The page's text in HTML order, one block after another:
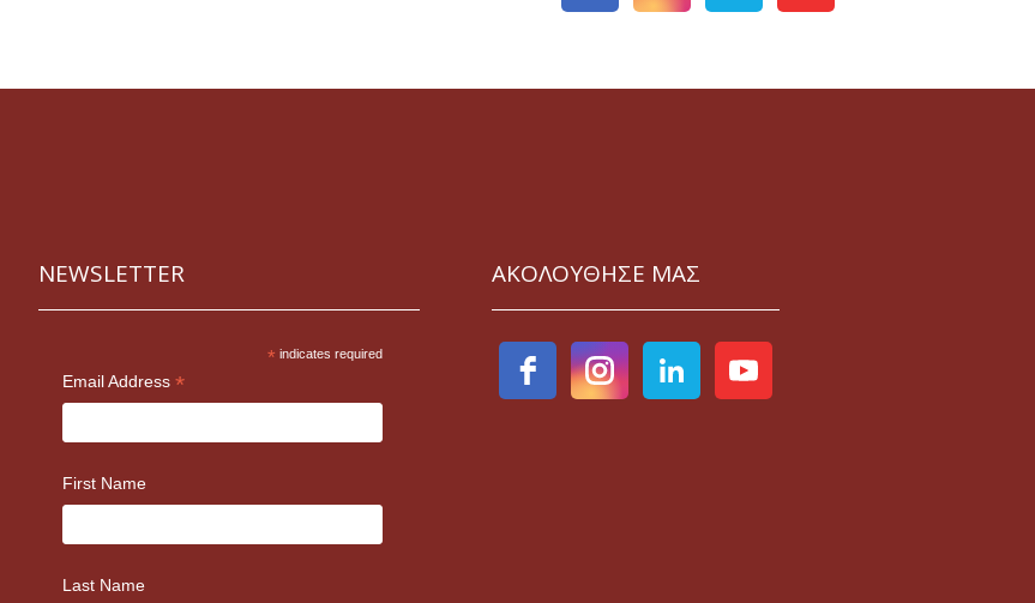
NEWSLETTER
* indicates required
Email Address *
First Name
Last Name
ΑΚΟΛΟΥΘΗΣΕ ΜΑΣ